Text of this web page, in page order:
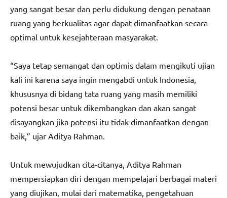
yang sangat besar dan perlu didukung dengan penataan
ruang yang berkualitas agar dapat dimanfaatkan secara
optimal untuk kesejahteraan masyarakat.
“Saya tetap semangat dan optimis dalam mengikuti ujian
kali ini karena saya ingin mengabdi untuk Indonesia,
khususnya di bidang tata ruang yang masih memiliki
potensi besar untuk dikembangkan dan akan sangat
disayangkan jika potensi itu tidak dimanfaatkan dengan
baik,” ujar Aditya Rahman.
Untuk mewujudkan cita-citanya, Aditya Rahman
mempersiapkan diri dengan mempelajari berbagai materi
yang diujikan, mulai dari matematika, pengetahuan